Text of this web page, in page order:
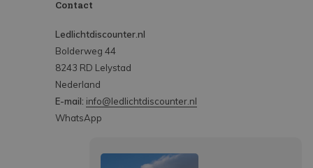
Contact
Ledlichtdiscounter.nl
Bolderweg 44
8243 RD Lelystad
Nederland
E-mail: info@ledlichtdiscounter.nl
WhatsApp